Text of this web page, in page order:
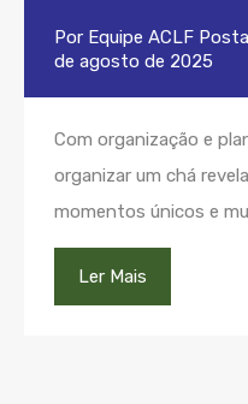
Por Equipe ACLF
de agosto de 2025
Com organização e
organizar um chá
momentos únicos e
Ler Mais